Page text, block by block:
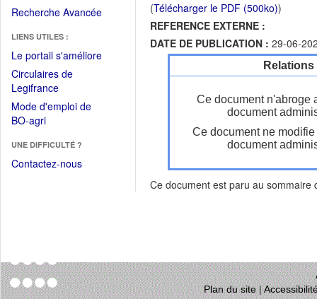
Recherche Avancée
LIENS UTILES :
Le portail s'améliore(Fichier
Circulaires de
Legifrance(Ouvrir
dans
une
fenêtre)
Mode d'emploi de
BO-agri(Ouvrir
une
nouvelle
UNE DIFFICULTÉ ?
Contactez-nous
(Télécharger le PDF (500ko))
REFERENCE EXTERNE :
DATE DE PUBLICATION : 29-06-
Ce document n'abroge
document
Ce document ne
document
Ce document est paru au sommaire
Plan du site|